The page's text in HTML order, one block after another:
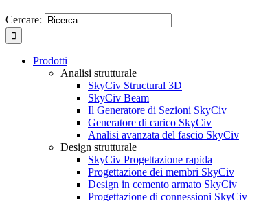
Cercare:
Prodotti
Analisi strutturale
SkyCiv Structural 3D
SkyCiv Beam
Il Generatore di Sezioni SkyCiv
Generatore di carico SkyCiv
Analisi avanzata del fascio SkyCiv
Design strutturale
SkyCiv Progettazione rapida
Progettazione dei membri SkyCiv
Design in cemento armato SkyCiv
Progettazione di connessioni SkyCiv